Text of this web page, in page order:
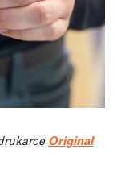
Original